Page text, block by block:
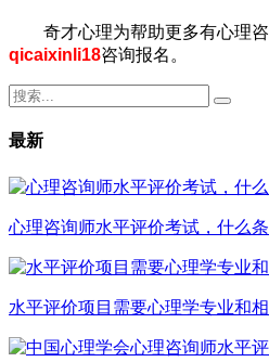
奇才心理为帮助更多有心理咨
qicaixinli18咨询报名。
最新
心理咨询师水平评价考试，什么
水平评价项目需要心理学专业和